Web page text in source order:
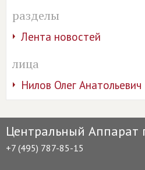
разделы
Лента новостей
лица
Нилов Олег Анатольевич
Центральный Аппарат
+7 (495) 787-85-15